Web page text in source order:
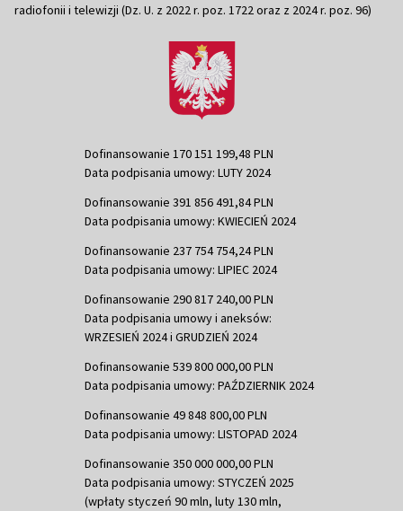
radiofonii i telewizji (Dz. U. z 2022 r. poz. 1722 oraz z 2024 r. poz. 96)
Dofinansowanie 170 151 199,48 PLN
Data podpisania umowy: LUTY 2024
Dofinansowanie 391 856 491,84 PLN
Data podpisania umowy: KWIECIEŃ 2024
Dofinansowanie 237 754 754,24 PLN
Data podpisania umowy: LIPIEC 2024
Dofinansowanie 290 817 240,00 PLN
Data podpisania umowy i aneksów:
WRZESIEŃ 2024 i GRUDZIEŃ 2024
Dofinansowanie 539 800 000,00 PLN
Data podpisania umowy: PAŹDZIERNIK 2024
Dofinansowanie 49 848 800,00 PLN
Data podpisania umowy: LISTOPAD 2024
Dofinansowanie 350 000 000,00 PLN
Data podpisania umowy: STYCZEŃ 2025
(wpłaty styczeń 90 mln, luty 130 mln,